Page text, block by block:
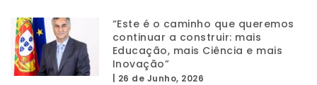
“Este é o caminho que queremos
continuar a construir: mais
Educação, mais Ciência e mais
Inovação”
26 de Junho, 2026